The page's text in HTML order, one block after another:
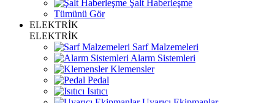
Şalt Haberleşme
Tümünü Gör
ELEKTRİK
ELEKTRİK
Sarf Malzemeleri
Alarm Sistemleri
Klemensler
Pedal
Isıtıcı